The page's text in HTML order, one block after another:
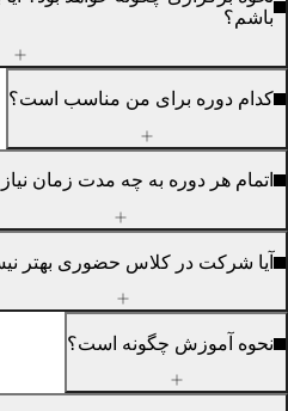
برای من مناسب است؟
دوره به چه مدت زمان نیاز دارد؟
در کلاس حضوری بهتر نیست؟
چگونه است؟